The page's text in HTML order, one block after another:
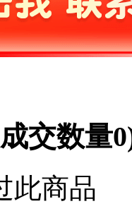
交数量0
此商品